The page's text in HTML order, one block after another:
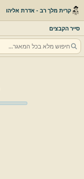
קרית מלך רב - אדרת אליהו
סייר הקבצים